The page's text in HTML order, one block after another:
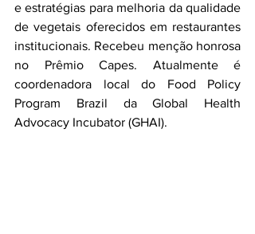
e estratégias para melhoria da qualidade
de vegetais oferecidos em restaurantes
institucionais. Recebeu menção honrosa
no Prêmio Capes. Atualmente é
coordenadora local do Food Policy
Program Brazil da Global Health
Advocacy Incubator (GHAI).